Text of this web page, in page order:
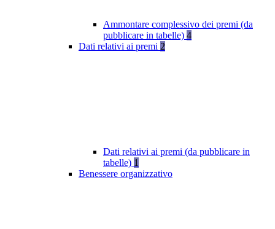
Ammontare complessivo dei premi (da
pubblicare in tabelle) 4
Dati relativi ai premi 2
Dati relativi ai premi (da pubblicare in
tabelle) 1
Benessere organizzativo